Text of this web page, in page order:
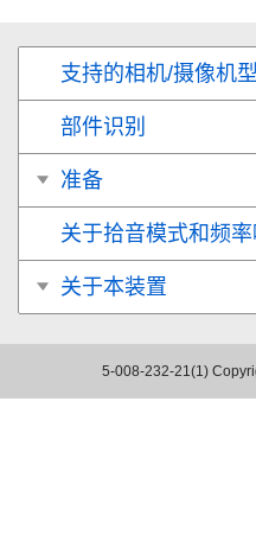
支持的相机/摄像机
部件识别
准备
关于拾音模式和频
关于本装置
5-008-232-21(1)